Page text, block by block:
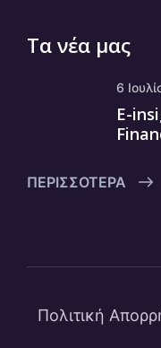
Τα νέα μας
6
E-
ΠΕΡΙΣΣΌΤΕΡΑ
Πολιτική